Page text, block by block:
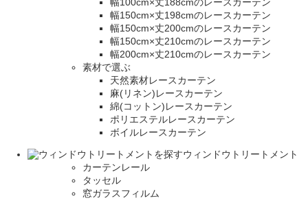
幅100cm×丈188cmのレースカーテン
幅150cm×丈198cmのレースカーテン
幅150cm×丈200cmのレースカーテン
幅150cm×丈210cmのレースカーテン
幅200cm×丈210cmのレースカーテン
素材で選ぶ
天然素材レースカーテン
麻(リネン)レースカーテン
綿(コットン)レースカーテン
ポリエステルレースカーテン
ボイルレースカーテン
ウィンドウトリートメント
カーテンレール
タッセル
窓ガラスフィルム